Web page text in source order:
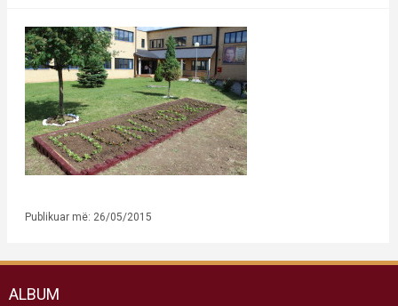
Publikuar më: 26/05/2015
ALBUM